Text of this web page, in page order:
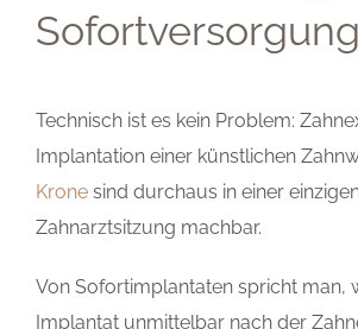
Sofortversorgung
Technisch ist es kein Problem:
Implantation einer künstlichen
Krone sind durchaus in einer
Zahnarztsitzung machbar.
Von Sofortimplantaten spricht man,
Implantat unmittelbar nach der